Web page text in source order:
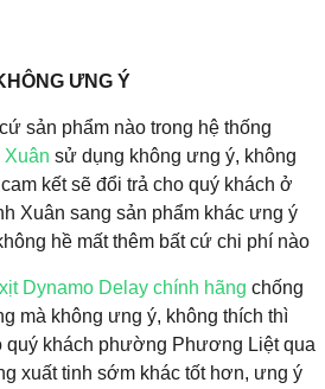
ƯNG Ý
sản phẩm nào trong hệ thống
Xuân sử dụng không ưng ý, không
kết sẽ đổi trả cho quý khách ở
Xuân sang sản phẩm khác ưng ý
hề mất thêm bất cứ chi phí nào
Dynamo Delay chính hãng chống
mà không ưng ý, không thích thì
quý khách phường Phương Liệt qua
xuất tinh sớm khác tốt hơn, ưng ý